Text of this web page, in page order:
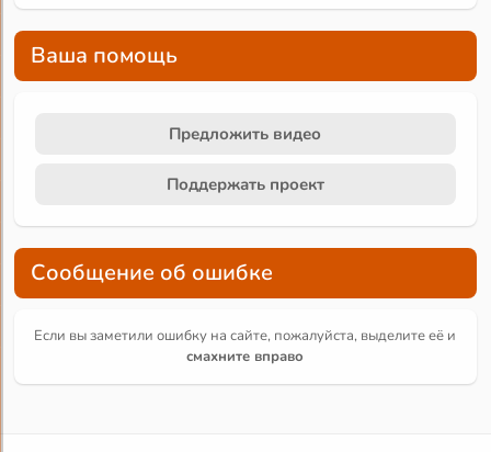
Ваша помощь
Предложить видео
Поддержать проект
Сообщение об ошибке
Если вы заметили ошибку на сайте, пожалуйста, выделите её и
смахните вправо